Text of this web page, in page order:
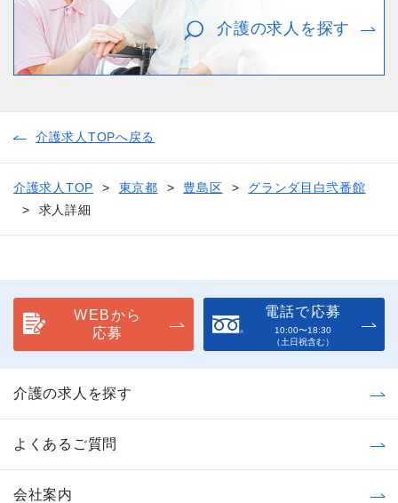
介護の求人を探す
介護求人TOPへ戻る
介護求人TOP 東京都 豊島区
グランダ目白弐番館
求人詳細
WEBから
応募
電話で応募
10:00〜18:30
（土日祝含む）
介護の求人を探す
よくあるご質問
会社案内